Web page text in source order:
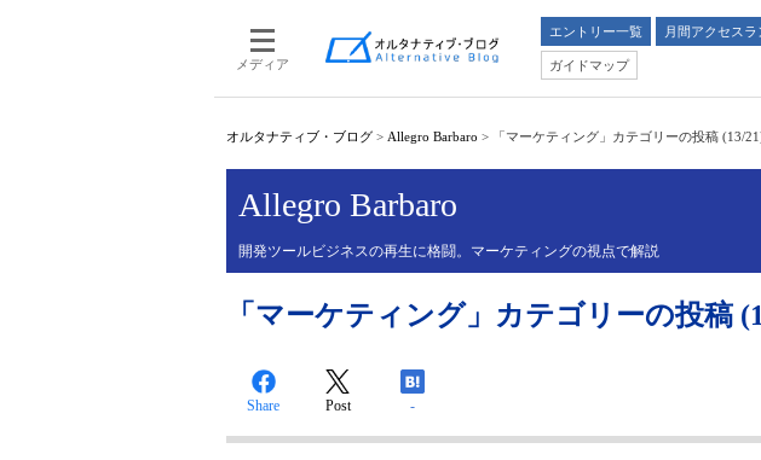
メディア
エントリー一覧 月間アクセス
ガイドマップ
オルタナティブ・ブログ > Allegro Barbaro > 「マーケティング」カテゴリーの投稿 (13/
Allegro Barbaro
開発ツールビジネスの再生に格闘。マーケティングの視点で解説
「マーケティング」カテゴリーの投稿
Share Post -